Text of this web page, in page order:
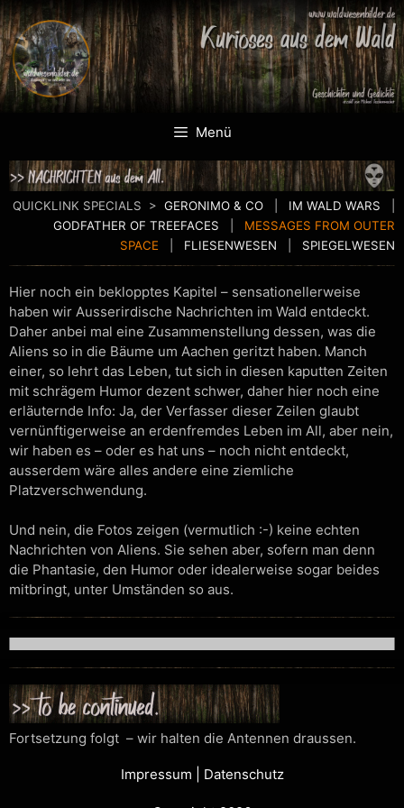
Menü
QUICKLINK SPECIALS > GERONIMO & CO IM WALD WARS
GODFATHER OF TREEFACES
MESSAGES FROM OUTER
SPACE
FLIESENWESEN SPIEGELWESEN
Hier noch ein beklopptes Kapitel – sensationellerweise
haben wir Ausserirdische Nachrichten im Wald entdeckt.
Daher anbei mal eine Zusammenstellung dessen, was die
Aliens so in die Bäume um Aachen geritzt haben. Manch
einer, so lehrt das Leben, tut sich in diesen kaputten Zeiten
mit schrägem Humor dezent schwer, daher hier noch eine
erläuternde Info: Ja, der Verfasser dieser Zeilen glaubt
vernünftigerweise an erdenfremdes Leben im All, aber nein,
wir haben es – oder es hat uns – noch nicht entdeckt,
ausserdem wäre alles andere eine ziemliche
Platzverschwendung.
Und nein, die Fotos zeigen (vermutlich :-) keine echten
Nachrichten von Aliens. Sie sehen aber, sofern man denn
die Phantasie, den Humor oder idealerweise sogar beides
mitbringt, unter Umständen so aus.
Fortsetzung folgt – wir halten die Antennen draussen.
Impressum Datenschutz